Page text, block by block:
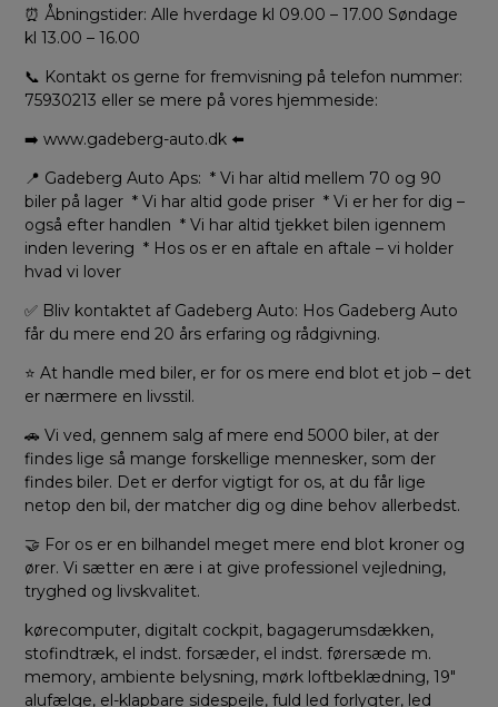
⏰ Åbningstider: Alle hverdage kl 09.00 – 17.00 Søndage
kl 13.00 – 16.00
📞 Kontakt os gerne for fremvisning på telefon nummer:
75930213 eller se mere på vores hjemmeside:
➡️ www.gadeberg-auto.dk ⬅️
📍 Gadeberg Auto Aps: * Vi har altid mellem 70 og 90
biler på lager * Vi har altid gode priser * Vi er her for dig –
også efter handlen * Vi har altid tjekket bilen igennem
inden levering * Hos os er en aftale en aftale – vi holder
hvad vi lover
✅ Bliv kontaktet af Gadeberg Auto: Hos Gadeberg Auto
får du mere end 20 års erfaring og rådgivning.
⭐ At handle med biler, er for os mere end blot et job – det
er nærmere en livsstil.
🚗 Vi ved, gennem salg af mere end 5000 biler, at der
findes lige så mange forskellige mennesker, som der
findes biler. Det er derfor vigtigt for os, at du får lige
netop den bil, der matcher dig og dine behov allerbedst.
🤝 For os er en bilhandel meget mere end blot kroner og
ører. Vi sætter en ære i at give professionel vejledning,
tryghed og livskvalitet.
kørecomputer, digitalt cockpit, bagagerumsdækken,
stofindtræk, el indst. forsæder, el indst. førersæde m.
memory, ambiente belysning, mørk loftbeklædning, 19″
alufælge, el-klapbare sidespejle, fuld led forlygter, led